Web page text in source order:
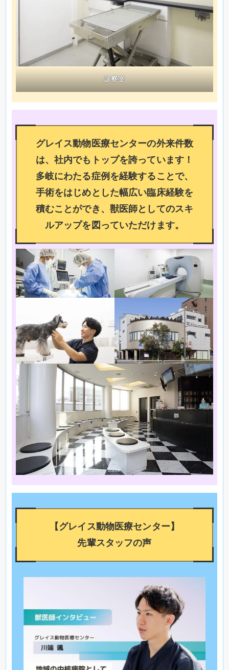
診察室
グレイス動物医療センターの外来件数
は、社内でもトップを誇っています！
多岐にわたる症例を経験することで、
手術をはじめとした幅広い臨床経験を
積むことができ、獣医師としてのスキ
ルアップを図っていただけます。
【グレイス動物医療センター】
先輩スタッフの声